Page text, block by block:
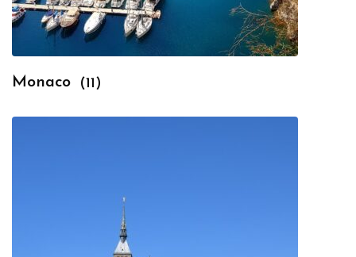
Monaco (11)